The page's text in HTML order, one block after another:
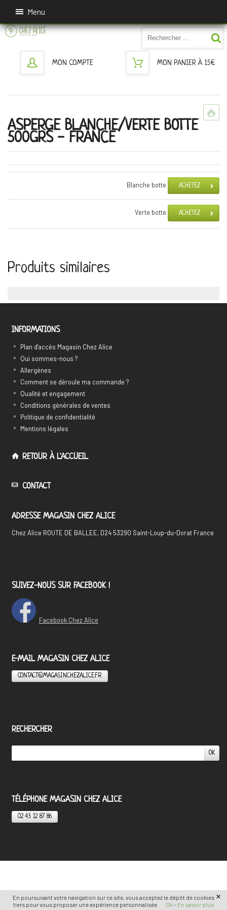
Menu
MON COMPTE MON PANIER À 15€
ASPERGE BLANCHE/VERTE BOTTE
500GRS - FRANCE
Blanche botte ACHETEZ
Verte botte ACHETEZ
Produits similaires
INFORMATIONS
Plan d'accès Magasin Chez Alice
Qui sommes-nous ?
Allergènes
Comment se déroule ma commande ?
Qualité et engagement
Conditions générales de ventes
Politique de confidentialité
Mentions légales
RETOUR À L'ACCUEIL
CONTACT
ADRESSE MAGASIN CHEZ ALICE
Chez Alice ROUTE DE BALLEE, D24 53290 Saint-Loup-du-Dorat France
SUIVEZ-NOUS SUR FACEBOOK !
Facebook Chez Alice
E-MAIL MAGASIN CHEZ ALICE
CONTACT@MAGASINCHEZALICE.FR
RECHERCHER
TÉLÉPHONE MAGASIN CHEZ ALICE
02 43 12 87 86
En poursuivant votre navigation sur ce site, vous acceptez le dépôt de cookies
tiers pour vous proposer une expérience personnalisée.
Ok - En savoir plus
×